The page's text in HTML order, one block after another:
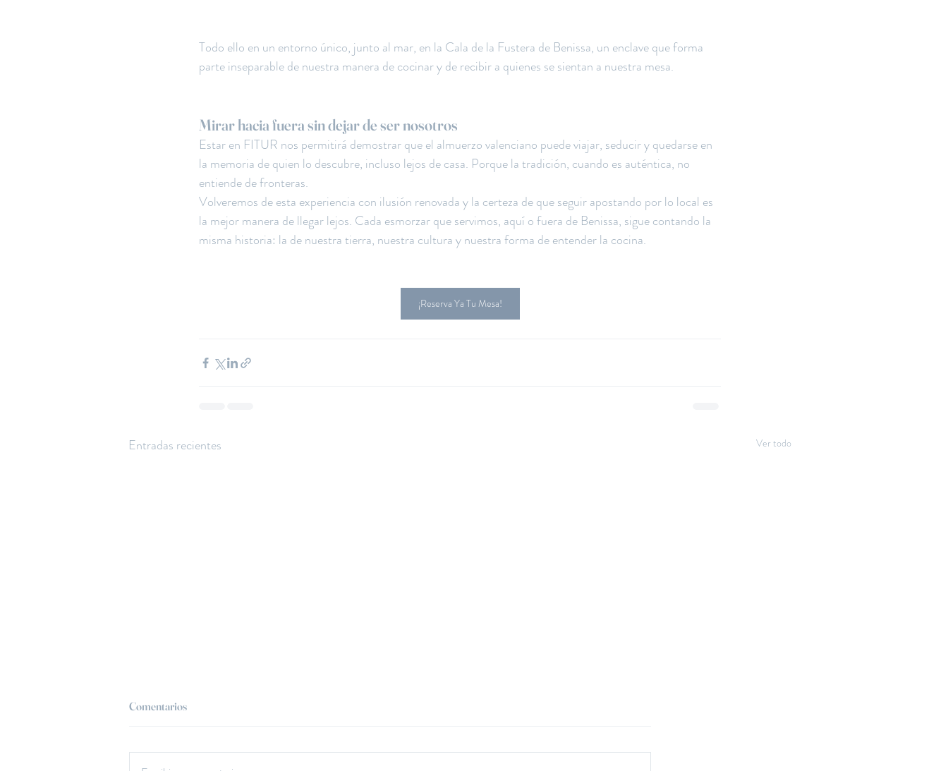
Todo ello en un entorno único, junto al mar, en la Cala de la Fustera de Benissa, un enclave que forma
parte inseparable de nuestra manera de cocinar y de recibir a quienes se sientan a nuestra mesa.
Mirar hacia fuera sin dejar de ser nosotros
Estar en FITUR nos permitirá demostrar que el almuerzo valenciano puede viajar, seducir y quedarse en
la memoria de quien lo descubre, incluso lejos de casa. Porque la tradición, cuando es auténtica, no
entiende de fronteras.
Volveremos de esta experiencia con ilusión renovada y la certeza de que seguir apostando por lo local es
la mejor manera de llegar lejos. Cada esmorzar que servimos, aquí o fuera de Benissa, sigue contando la
misma historia: la de nuestra tierra, nuestra cultura y nuestra forma de entender la cocina.
¡Reserva Ya Tu Mesa!
Entradas recientes Ver todo
Comentarios